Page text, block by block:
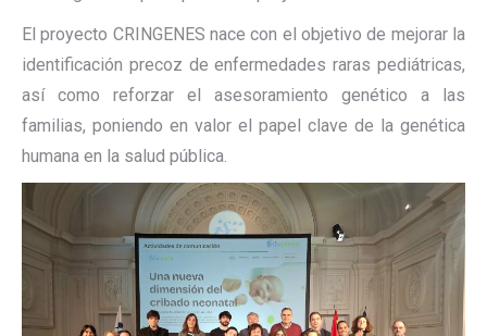
El proyecto CRINGENES nace con el objetivo de mejorar la
identificación precoz de enfermedades raras pediátricas,
así como reforzar el asesoramiento genético a las
familias, poniendo en valor el papel clave de la genética
humana en la salud pública.